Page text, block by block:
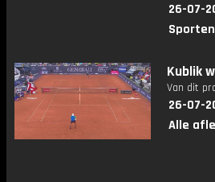
26-07-
Kublik
Van dit
26-07-
Alle